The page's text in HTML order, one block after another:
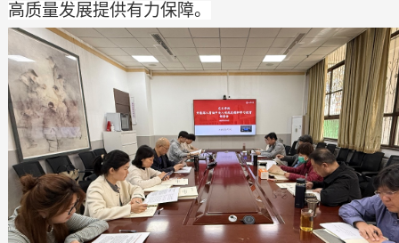
高质量发展提供有力保障。